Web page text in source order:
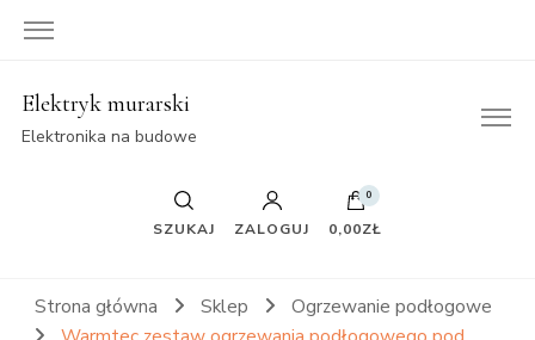
Elektryk murarski
Elektronika na budowe
SZUKAJ ZALOGUJ
0
0,00ZŁ
Strona główna Sklep
Ogrzewanie podłogowe